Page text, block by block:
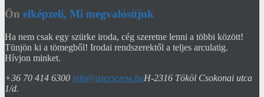
Ön elképzeli, Mi megvalósítjuk
Ha nem csak egy szürke iroda, cég szeretne lenni a többi között!
Tünjön ki a tömegből! Irodai rendszerektől a teljes arculatig.
Hívjon minket.
+36 70 414 6300 info@userscrew.huH-2316 Tököl Csokonai utca
1/d.